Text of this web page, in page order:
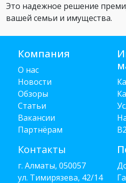
Это надежное решение
вашей семьи и имущества.
Компания
О нас
Новости
Обзоры
Статьи
Вакансии
Партнёрам
Контакты
г. Алматы, 050057
ул. Тимирязева, 42/14